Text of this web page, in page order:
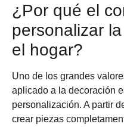
¿Por qué el
personalizar
el hogar?
Uno de los grandes
aplicado a la decoración
personalización. A partir
crear piezas